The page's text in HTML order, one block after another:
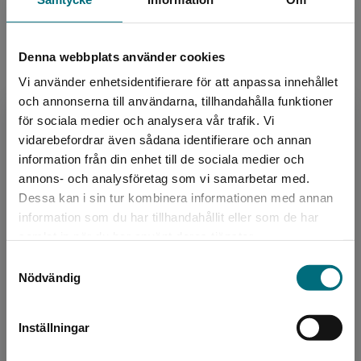
Denna webbplats använder cookies
Vi använder enhetsidentifierare för att anpassa innehållet
och annonserna till användarna, tillhandahålla funktioner
för sociala medier och analysera vår trafik. Vi
vidarebefordrar även sådana identifierare och annan
information från din enhet till de sociala medier och
annons- och analysföretag som vi samarbetar med.
Dessa kan i sin tur kombinera informationen med annan
information som du har tillhandahållit eller som de har
Nödvändig
Inställningar
Begränsad fraktregion
Det verkar som att du besöker
nyponochviljaforlag.se via en enhet utanför
Sverige. För att kunna slutföra ett köp måste
Författare
Selma Lagerlöf
Selma Lagerlöf är en av våra mest kända
Mårbacka i Värmland och utbildade sig som ung